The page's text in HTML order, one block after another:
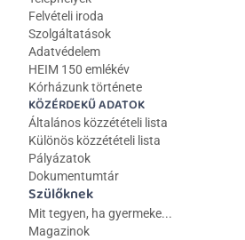
Felvételi iroda
Szolgáltatások
Adatvédelem
HEIM 150 emlékév
Kórházunk története
KÖZÉRDEKŰ ADATOK
Általános közzétételi lista
Különös közzétételi lista
Pályázatok
Dokumentumtár
Szülőknek
Mit tegyen, ha gyermeke...
Magazinok